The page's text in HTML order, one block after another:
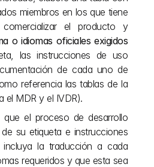
miembros en los que tiene
el producto y
o idiomas oficiales exigidos
las instrucciones de uso
de cada uno de
referencia las tablas de la
el MDR y el IVDR).
que el proceso de desarrollo
su etiqueta e instrucciones
la traducción a cada
requeridos y que esta sea